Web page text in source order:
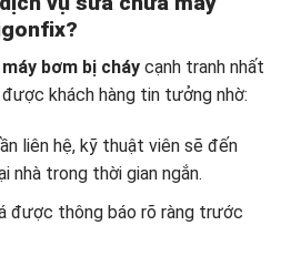
bơm bị cháy cạnh tranh nhất
khách hàng tin tưởng nhờ:
liên hệ, kỹ thuật viên sẽ đến
nhà trong thời gian ngắn.
được thông báo rõ ràng trước